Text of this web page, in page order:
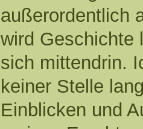
außerordentlich
wird Geschichte
sich mittendrin.
keiner Stelle
Einblicken und